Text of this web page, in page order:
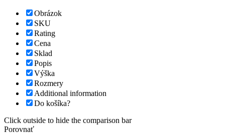
Obrázok
SKU
Rating
Cena
Sklad
Popis
Výška
Rozmery
Additional information
Do košíka?
Click outside to hide the comparison bar
Porovnať